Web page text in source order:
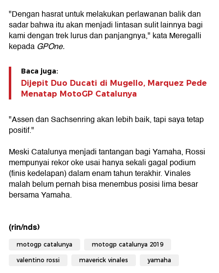
"Dengan hasrat untuk melakukan perlawanan balik dan
sadar bahwa itu akan menjadi lintasan sulit lainnya bagi
kami dengan trek lurus dan panjangnya," kata Meregalli
kepada GPOne.
Baca juga:
Dijepit Duo Ducati di Mugello, Marquez Pede
Menatap MotoGP Catalunya
"Assen dan Sachsenring akan lebih baik, tapi saya tetap
positif."
Meski Catalunya menjadi tantangan bagi Yamaha, Rossi
mempunyai rekor oke usai hanya sekali gagal podium
(finis kedelapan) dalam enam tahun terakhir. Vinales
malah belum pernah bisa menembus posisi lima besar
bersama Yamaha.
(rin/nds)
motogp catalunya motogp catalunya 2019
valentino rossi maverick vinales yamaha